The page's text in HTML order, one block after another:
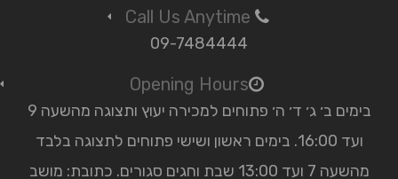
09-7484444
Opening Hours
בימים ב׳ ג׳ ד׳ ה׳ פתוחים למכירה יעוץ ותצוגה מהשעה 9
ועד 16:00. בימים ראשון ושישי פתוחים לתצוגה בלבד
מהשעה 7 ועד 13:00 שבת וחגים סגורים. כתובת: מושב